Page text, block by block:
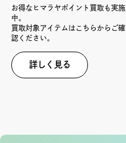
お得なヒマラヤポイント買取も実施
中。
買取対象アイテムはこちらからご確
認ください。
詳しく見る